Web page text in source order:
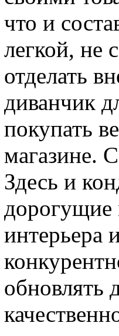
что и
легкой, не
отделать
диванчик
покупать
магазине.
Здесь и
дорогущие
интерьера
обновлять